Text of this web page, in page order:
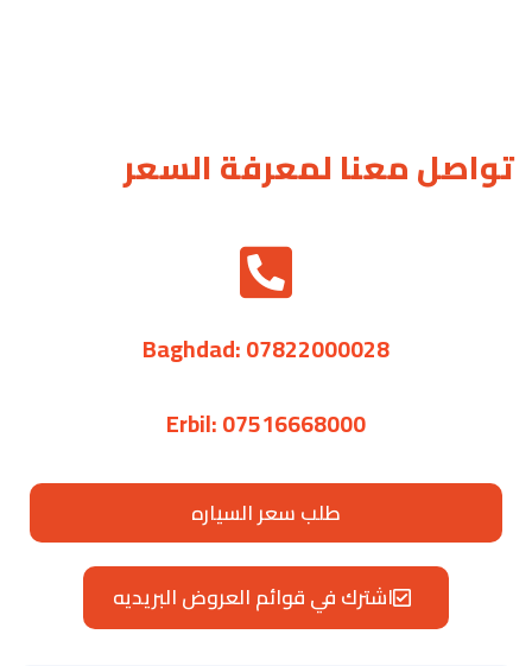
تواصل معنا لمعرفة السعر
Baghdad: 07822000028
Erbil: 07516668000
طلب سعر السياره
اشترك في قوائم العروض البريديه